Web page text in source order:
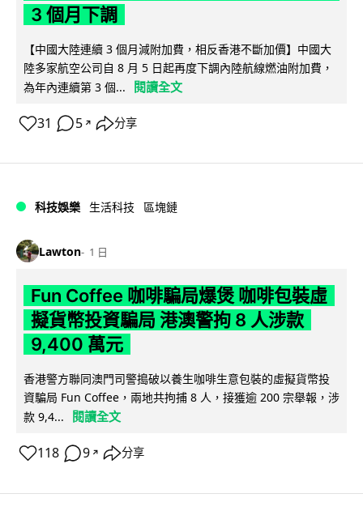
3 個月下調
【中國大陸連續 3 個月減附加費，相反香港不斷加價】中國大
陸多家航空公司自 8 月 5 日起再度下調內陸航線燃油附加費，
為年內連續第 3 個...
閱讀全文
31 5 ↗ 分享
科技娛樂 生活科技 區塊鏈
Lawton 1 日
Fun Coffee 咖啡騙局爆煲 咖啡包裝虛
擬貨幣投資騙局 港澳警拘 8 人涉款
9,400 萬元
香港警方聯同澳門司警搗破以養生咖啡生意包裝的虛擬貨幣投
資騙局 Fun Coffee，兩地共拘捕 8 人，接獲逾 200 宗舉報，涉
款 9,4...
閱讀全文
118 9 ↗ 分享